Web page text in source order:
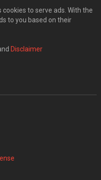
to serve ads. With the
to you based on their
Disclaimer